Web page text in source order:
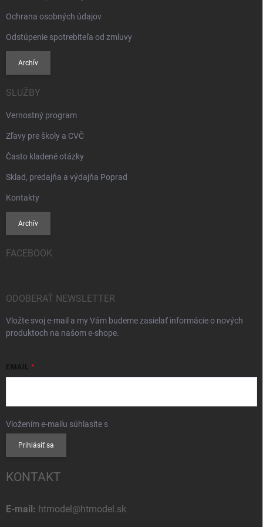
Ochrana osobných údajov
Odstúpenie spotrebiteľa od zmluvy
Archív
SLUŽBY
Vernostný program
Zľavy pre školy a CVČ
Často kladené otázky
Sklad, predajňa a výdajňa Poprad
Kontakty
Archív
FACEBOOK
ODOBERAŤ NEWSLETTER
Vložte svoj e-mail a my Vám budeme zasielať informácie o nových
produktoch na našom e-shope.
EMAIL
Vložením e-mailu súhlasíte s
Prihlásiť sa
KONTAKT
E-mail: htmodel@htmodel.sk